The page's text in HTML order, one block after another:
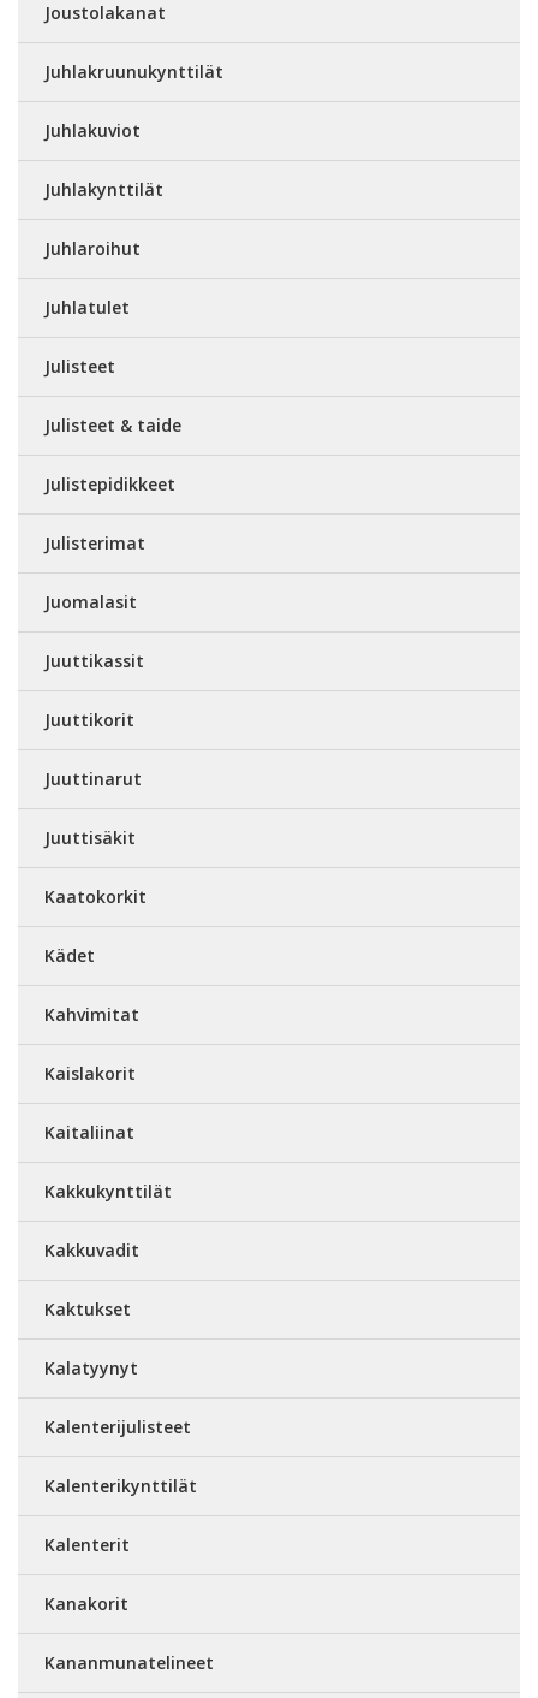
Joustolakanat
Juhlakruunukynttilät
Juhlakuviot
Juhlakynttilät
Juhlaroihut
Juhlatulet
Julisteet
Julisteet & taide
Julistepidikkeet
Julisterimat
Juomalasit
Juuttikassit
Juuttikorit
Juuttinarut
Juuttisäkit
Kaatokorkit
Kädet
Kahvimitat
Kaislakorit
Kaitaliinat
Kakkukynttilät
Kakkuvadit
Kaktukset
Kalatyynyt
Kalenterijulisteet
Kalenterikynttilät
Kalenterit
Kanakorit
Kananmunatelineet